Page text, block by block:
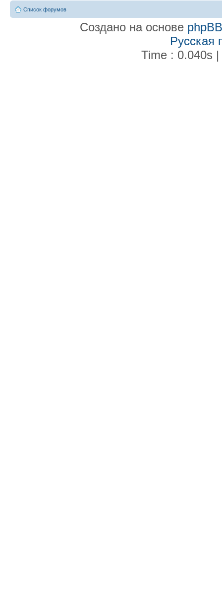
Список форумов
Создано на основе phpBB
Русская
Time : 0.040s